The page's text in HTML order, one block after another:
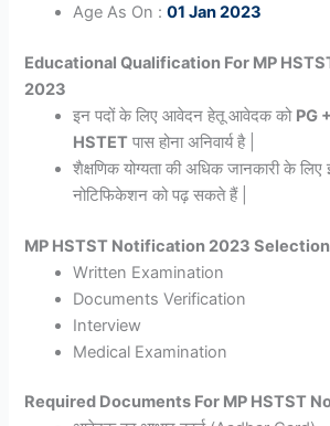
Age As On : 01 Jan 2023
Educational Qualification For MP
2023
इन पदों के लिए आवेदन हेतू आवेदक को PG
HSTET पास होना अनिवार्य है |
शैक्षणिक योग्यता की अधिक जानकारी के
नोटिफिकेशन को पढ़ सकते हैं |
MP HSTST Notification 2023
Written Examination
Documents Verification
Interview
Medical Examination
Required Documents For MP HSTST